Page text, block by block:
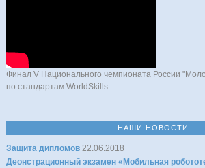
Финал V Национального чемпионата России
по стандартам WorldSkills
НАШИ НОВОСТИ
Защита дипломов 22.06.2018
Деонстрационный экзамен «Мобильная